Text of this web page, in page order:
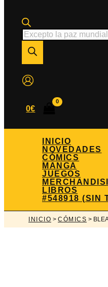
Búsqueda
de
productos
0€
INICIO
NOVEDADES
CÓMICS
MANGA
JUEGOS
LIBROS
#548918 (SIN
INICIO > CÓMICS >